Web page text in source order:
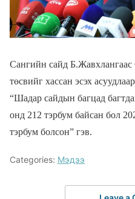
Сангийн сайд
төсвийг хассан эсэх
“Шадар сайдын багцад
онд 212 тэрбум байсан бол
тэрбум болсон” гэв.
Categories: Мэдээ